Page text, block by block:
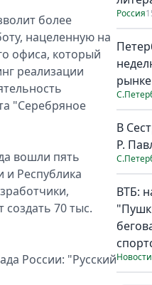
более
нацеленную на
офиса, который
реализации
"Серебряное
вошли пять
и Республика
70 тыс.
России: "Русский
Россия
рынке
В
Р.
ВТБ:
Новости